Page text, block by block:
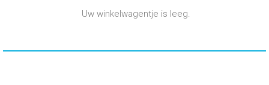
Uw winkelwagentje is leeg.